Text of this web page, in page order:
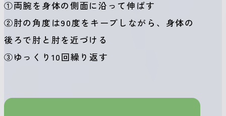
①両腕を身体の側面に沿って伸ばす
②肘の角度は90度をキープしながら、身体の
後ろで肘と肘を近づける
③ゆっくり10回繰り返す